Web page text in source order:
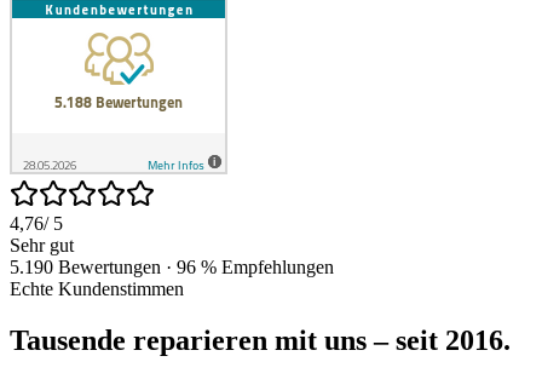
4,76/ 5
Sehr gut
5.190 Bewertungen · 96 % Empfehlungen
Echte Kundenstimmen
Tausende reparieren mit uns – seit 2016.